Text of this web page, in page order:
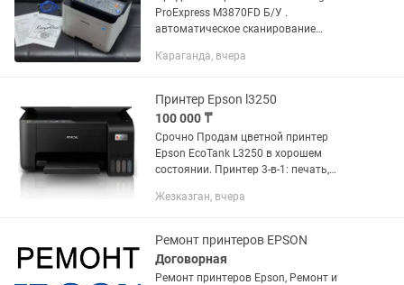
ProExpress M3870FD Б/У .
автоматическое сканирование
печать(дуплекс) . сетевое подключение
покупать новый...
Караганда, вчера
Принтер Epson l3250
100 000 ₸
Срочно Продам цветной принтер
Epson EcoTank L3250 в хорошем
состоянии. Принтер 3-в-1: печать,
Подходит для дома, учебы, офиса и
Жезказган, вчера
Ремонт принтеров EPSON
Договорная
Ремонт принтеров Epson, Ремонт и